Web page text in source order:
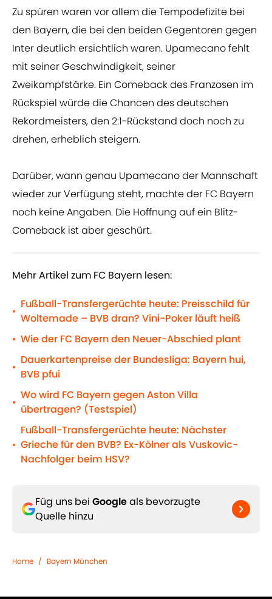
Zu spüren waren vor allem die Tempodefizite bei
den Bayern, die bei den beiden Gegentoren gegen
Inter deutlich ersichtlich waren. Upamecano fehlt
mit seiner Geschwindigkeit, seiner
Zweikampfstärke. Ein Comeback des Franzosen im
Rückspiel würde die Chancen des deutschen
Rekordmeisters, den 2:1-Rückstand doch noch zu
drehen, erheblich steigern.
Darüber, wann genau Upamecano der Mannschaft
wieder zur Verfügung steht, machte der FC Bayern
noch keine Angaben. Die Hoffnung auf ein Blitz-
Comeback ist aber geschürt.
Mehr Artikel zum FC Bayern lesen:
•
Fußball-Transfergerüchte heute: Preisschild für
Woltemade – BVB dran? Vini-Poker läuft heiß
• Wie der FC Bayern den Neuer-Abschied plant
•
Dauerkartenpreise der Bundesliga: Bayern hui,
BVB pfui
•
Wo wird FC Bayern gegen Aston Villa
übertragen? (Testspiel)
•
Fußball-Transfergerüchte heute: Nächster
Grieche für den BVB? Ex-Kölner als Vuskovic-
Nachfolger beim HSV?
Füg uns bei Googleals bevorzugte
Quelle hinzu
Home / Bayern München